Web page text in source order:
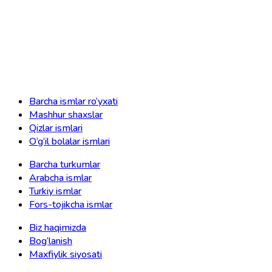
Barcha ismlar ro‘yxati
Mashhur shaxslar
Qizlar ismlari
O‘g‘il bolalar ismlari
Barcha turkumlar
Arabcha ismlar
Turkiy ismlar
Fors-tojikcha ismlar
Biz haqimizda
Bog‘lanish
Maxfiylik siyosati